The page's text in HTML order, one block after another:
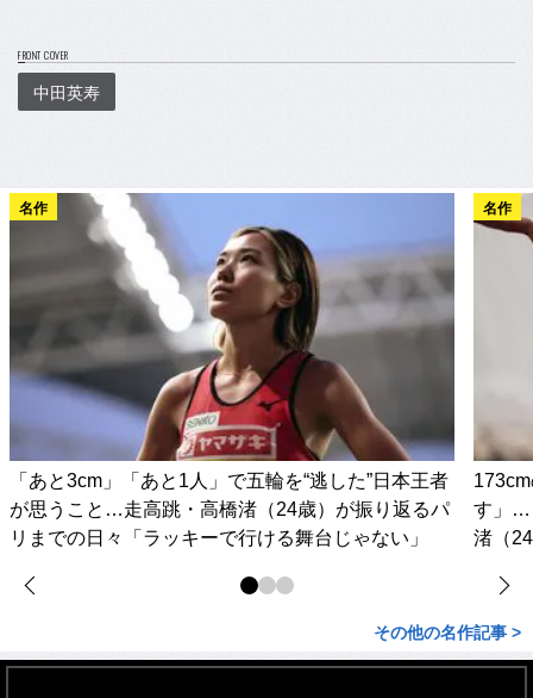
FRONT COVER
中田英寿
名作
「あと3cm」「あと1人」で五輪を“逃した”日本王者
が思うこと…走高跳・高橋渚（24歳）が振り返るパ
リまでの日々「ラッキーで行ける舞台じゃない」
名作
す」…
渚（
その他の名作記事 >